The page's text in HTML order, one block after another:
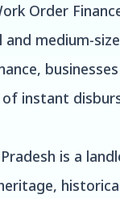
Order
and medium-
instant
is a